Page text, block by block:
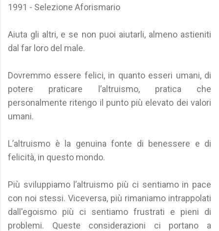
1991 - Selezione Aforismario
Aiuta gli altri, e se non puoi aiutarli, almeno astieniti
dal far loro del male.
Dovremmo essere felici, in quanto esseri umani, di
potere praticare l’altruismo, pratica che
personalmente ritengo il punto più elevato dei valori
umani.
L’altruismo è la genuina fonte di benessere e di
felicità, in questo mondo.
Più sviluppiamo l’altruismo più ci sentiamo in pace
con noi stessi. Viceversa, più rimaniamo intrappolati
dall'egoismo più ci sentiamo frustrati e pieni di
problemi. Queste considerazioni ci portano a